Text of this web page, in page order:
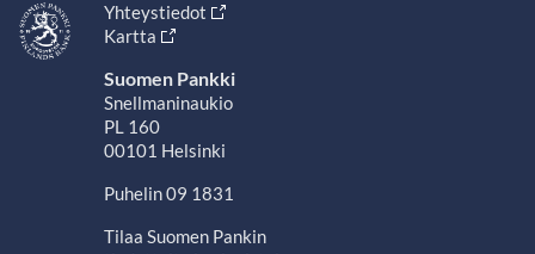
Yhteystiedot
Kartta
Suomen Pankki
Snellmaninaukio
PL 160
00101 Helsinki
Puhelin 09 1831
Tilaa Suomen Pankin